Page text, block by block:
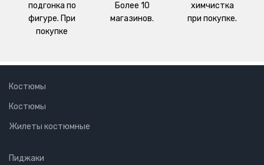
подгонка по
фигуре. При
покупке
Более 10
магазинов.
химчистка
при покупке.
Костюмы
Костюмы
Жилеты костюмные
Пиджаки